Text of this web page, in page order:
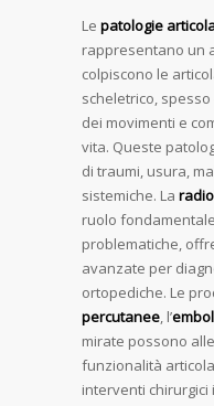
Le patologie
rappresentano un
colpiscono le
scheletrico,
dei movimenti e
vita. Queste
di traumi, usura,
sistemiche. La
ruolo
problematiche,
avanzate per
ortopediche. Le
percutanee, l’
mirate possono
funzionalità
interventi chirurgici